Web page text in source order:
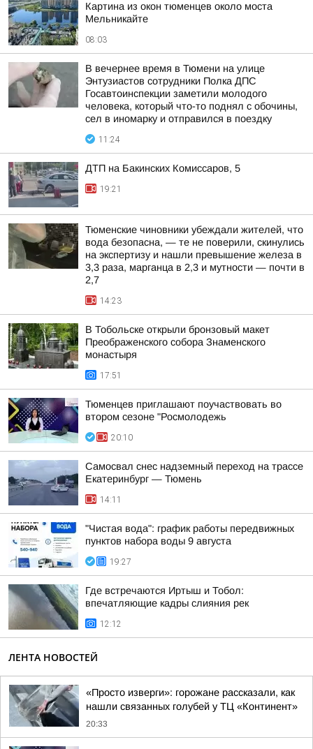
Картина из окон тюменцев около моста
Мельникайте
08:03
В вечернее время в Тюмени на улице
Энтузиастов сотрудники Полка ДПС
Госавтоинспекции заметили молодого
человека, который что-то поднял с обочины,
сел в иномарку и отправился в поездку
11:24
ДТП на Бакинских Комиссаров, 5
19:21
Тюменские чиновники убеждали жителей, что
вода безопасна, — те не поверили, скинулись
на экспертизу и нашли превышение железа в
3,3 раза, марганца в 2,3 и мутности — почти в
2,7
14:23
В Тобольске открыли бронзовый макет
Преображенского собора Знаменского
монастыря
17:51
Тюменцев приглашают поучаствовать во
втором сезоне "Росмолодежь
20:10
Самосвал снес надземный переход на трассе
Екатеринбург — Тюмень
14:11
"Чистая вода": график работы передвижных
пунктов набора воды 9 августа
19:27
Где встречаются Иртыш и Тобол:
впечатляющие кадры слияния рек
12:12
ЛЕНТА НОВОСТЕЙ
«Просто изверги»: горожане рассказали, как
нашли связанных голубей у ТЦ «Континент»
20:33